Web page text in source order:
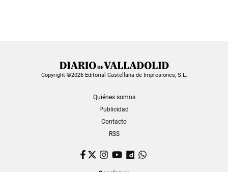
Copyright ©2026 Editorial Castellana de Impresiones, S.L.
Quiénes somos
Publicidad
Contacto
RSS
Facebook
TwitterInstagram
YouTubeDailymotion